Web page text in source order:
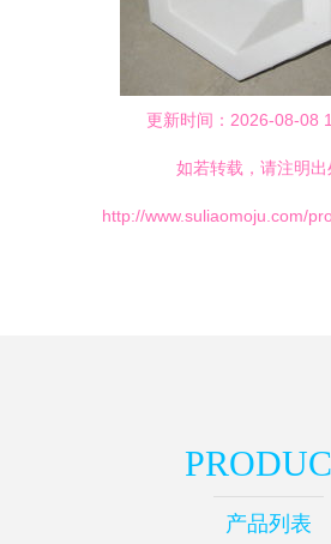
更新时间：2026-08-08
如若转载，请注明出
http://www.suliaomoju.com/
产品列表